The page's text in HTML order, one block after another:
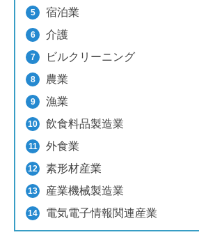
宿泊業
介護
ビルクリーニング
農業
漁業
飲食料品製造業
外食業
素形材産業
産業機械製造業
電気電子情報関連産業